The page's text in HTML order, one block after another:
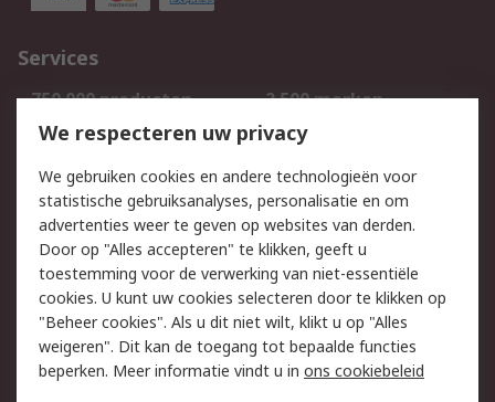
Services
750.000 producten
2.500 merken
Bestellen
Inkoopoplossingen
Track & Trace
Wettelijk
Cookiebeleid
Email veiligheid
Privacybeleid
Websitevoorwaarden
Algemene
verkoopvoorwaarden
We respecteren uw privacy
We gebruiken cookies en andere technologieën voor
statistische gebruiksanalyses, personalisatie en om
advertenties weer te geven op websites van derden.
Door op "Alles accepteren" te klikken, geeft u
toestemming voor de verwerking van niet-essentiële
cookies. U kunt uw cookies selecteren door te klikken op
"Beheer cookies". Als u dit niet wilt, klikt u op "Alles
weigeren". Dit kan de toegang tot bepaalde functies
beperken. Meer informatie vindt u in ons cookiebeleid